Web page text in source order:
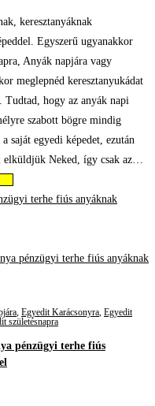
keresztanyáknak
Egyszerű ugyanakkor
Anyák napjára vagy
meglepnéd keresztanyukádat
Tudtad, hogy az anyák napi
szabott bögre mindig
saját egyedi képedet, ezután
Neked, így csak az…
, Egyedit Karácsonyra, Egyedit
születésnapra
pénzügyi terhe fiús